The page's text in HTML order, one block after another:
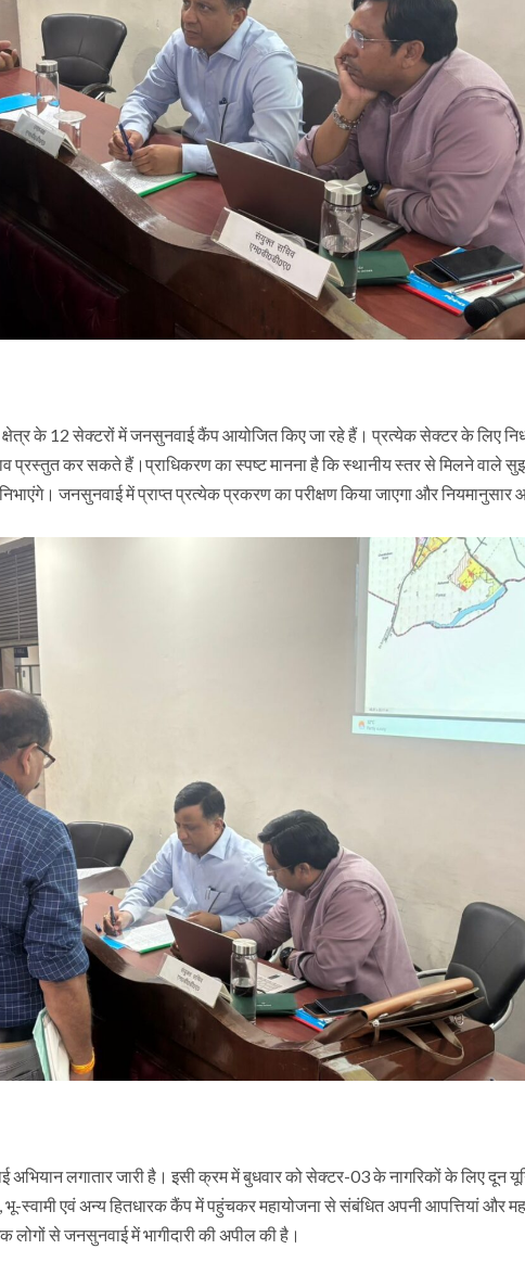
के 12 सेक्टरों में जनसुनवाई कैंप आयोजित किए जा रहे हैं। प्रत्येक सेक्टर के लिए
प्रस्तुत कर सकते हैं।प्राधिकरण का स्पष्ट मानना है कि स्थानीय स्तर से मिलने वाले
जनसुनवाई में प्राप्त प्रत्येक प्रकरण का परीक्षण किया जाएगा और
लगातार जारी है। इसी क्रम में बुधवार को सेक्टर-03 के नागरिकों के लिए दून
स्वामी एवं अन्य हितधारक कैंप में पहुंचकर महायोजना से संबंधित अपनी आपत्तियां और
से जनसुनवाई में भागीदारी की अपील की है।